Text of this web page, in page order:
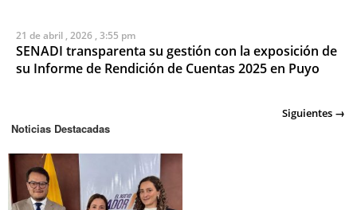
21 de abril , 2026 , 3:55 pm
SENADI transparenta su gestión con la exposición de
su Informe de Rendición de Cuentas 2025 en Puyo
Posts
navigation
Siguientes →
Noticias Destacadas